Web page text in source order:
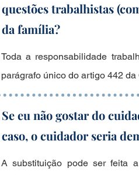
questões trabalhistas
da família?
Toda a responsabilidade
parágrafo único do artigo 442 da
Se eu não gostar do
caso, o cuidador seria
A substituição pode ser feita